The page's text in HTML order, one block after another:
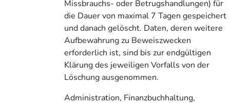
Missbrauchs- oder Betrugshandlungen) für
die Dauer von maximal 7 Tagen gespeichert
und danach gelöscht. Daten, deren weitere
Aufbewahrung zu Beweiszwecken
erforderlich ist, sind bis zur endgültigen
Klärung des jeweiligen Vorfalls von der
Löschung ausgenommen.
Administration, Finanzbuchhaltung,